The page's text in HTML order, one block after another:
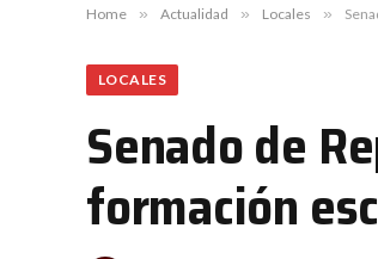
Home » Actualidad » Locales »
LOCALES
Senado de
formación